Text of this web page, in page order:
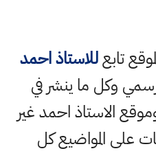
تابعللاستاذ احمد
وكل ما ينشر في
الاستاذ احمد غير
على المواضيع كل